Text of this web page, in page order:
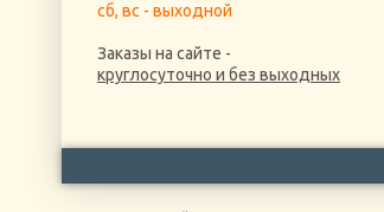
сб, вс - выходной
Заказы на сайте -
круглосуточно и без выходных